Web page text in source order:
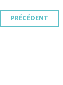
PRÉCÉDENT